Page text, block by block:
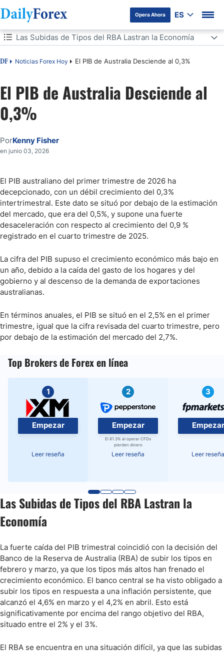
Opera Ahora ES
Tabla de contenidos
DF Noticias Forex Hoy El PIB de Australia Desciende al 0,3%
Las Subidas de Tipos del RBA Lastran la Economía
Las Subidas de Tipos del RBA Lastran la Economía
El Dólar Australiano Baja Ligeramente, la Bolsa Registra Ganancias
El PIB de Australia Desciende al
0,3%
PorKenny Fisher
en junio 03, 2026
El PIB australiano del primer trimestre de 2026 ha
decepcionado, con un débil crecimiento del 0,3%
intertrimestral. Este dato se situó por debajo de la estimación
del mercado, que era del 0,5%, y supone una fuerte
desaceleración con respecto al crecimiento del 0,9 %
registrado en el cuarto trimestre de 2025.
La cifra del PIB supuso el crecimiento económico más bajo en
un año, debido a la caída del gasto de los hogares y del
gobierno y al descenso de la demanda de exportaciones
australianas.
En términos anuales, el PIB se situó en el 2,5% en el primer
trimestre, igual que la cifra revisada del cuarto trimestre, pero
por debajo de la estimación del mercado del 2,7%.
Top Brokers de Forex en línea
1
Empezar
Leer reseña
2
Empezar
El 81.3% al operar CFDs
pierden dinero
Leer reseña
3
Empezar
Leer reseña
Las Subidas de Tipos del RBA Lastran la
Economía
La fuerte caída del PIB trimestral coincidió con la decisión del
Banco de la Reserva de Australia (RBA) de subir los tipos en
febrero y marzo, ya que los tipos más altos han frenado el
crecimiento económico. El banco central se ha visto obligado a
subir los tipos en respuesta a una inflación persistente, que
alcanzó el 4,6% en marzo y el 4,2% en abril. Esto está
significativamente por encima del rango objetivo del RBA,
situado entre el 2% y el 3%.
El RBA se encuentra en una situación difícil, ya que las subidas